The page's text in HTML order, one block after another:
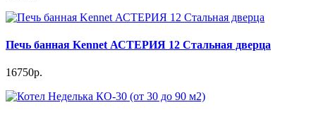
Печь банная Kennet АСТЕРИЯ 12 Стальная дверца
16750р.